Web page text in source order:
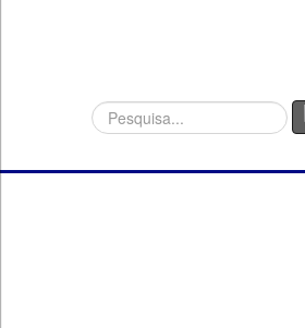
Procurar